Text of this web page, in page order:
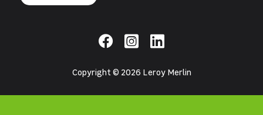
Copyright © 2026 Leroy Merlin